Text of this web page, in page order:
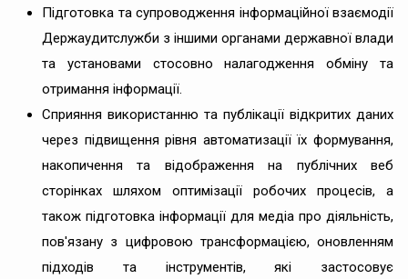
Підготовка та супроводження інформаційної взаємодії
Держаудитслужби з іншими органами державної влади
та установами стосовно налагодження обміну та
отримання інформації.
Сприяння використанню та публікації відкритих даних
через підвищення рівня автоматизації ïx формування,
накопичення та відображення на публічних веб
сторінках шляхом оптимізації робочих процесів, а
також підготовка інформації для медіа про діяльність,
пов'язану з цифровою трансформацією, оновленням
підходів та інструментів, які застосовує